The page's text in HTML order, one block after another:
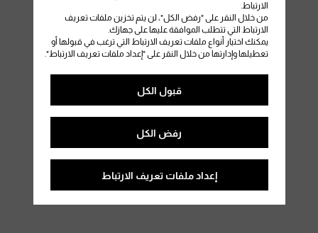
الارتباط.
من خلال النقر على "رفض الكل"، لن يتم تخزين ملفات تعريف
الارتباط التي تتطلب الموافقة عليها على جهازك.
يمكنك اختيار أنواع ملفات تعريف الارتباط التي ترغب في قبولها أو
تعطيلها وإدارتها من خلال النقر على "إعداد ملفات تعريف الارتباط".
قبول الكل
رفض الكل
إعداد ملفات تعريف الارتباط